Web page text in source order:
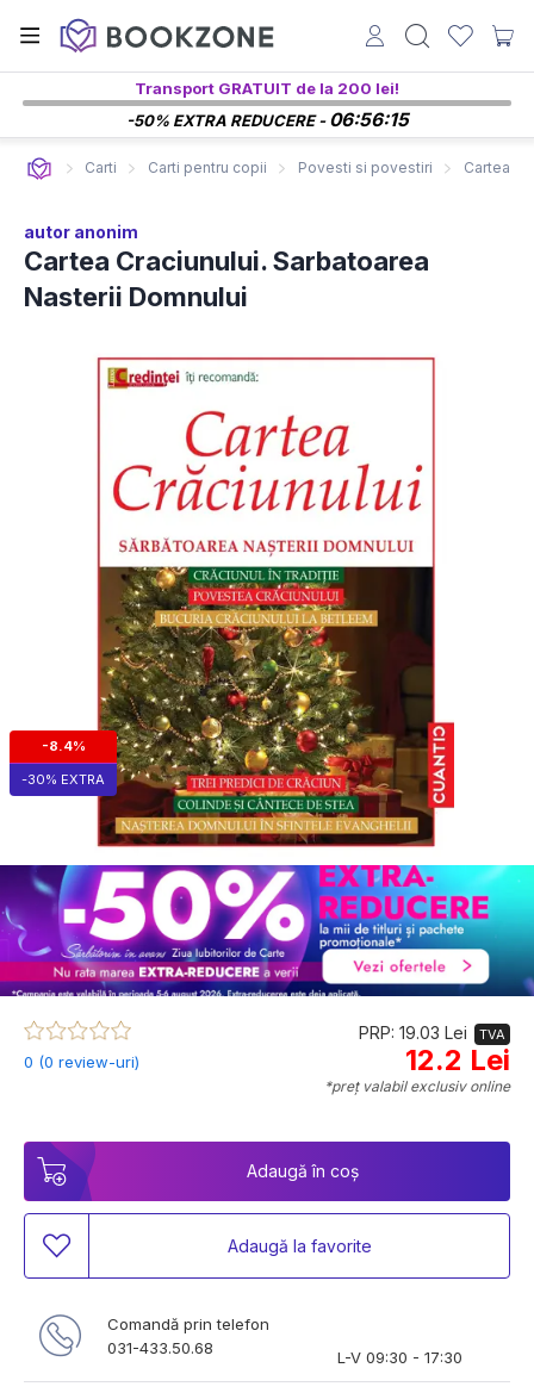
Transport GRATUIT de la 200 lei!
-50% EXTRA REDUCERE -06:56:14
Carti Carti pentru copii Povesti si povestiri Cartea
autor anonim
Cartea Craciunului. Sarbatoarea
Nasterii Domnului
-8.4%
-30% EXTRA
0 (0 review-uri)
PRP: 19.03 Lei TVA
12.2 Lei
*preț valabil exclusiv online
Adaugă în coș
Adaugă la favorite
Comandă prin telefon
031-433.50.68
L-V 09:30 - 17:30